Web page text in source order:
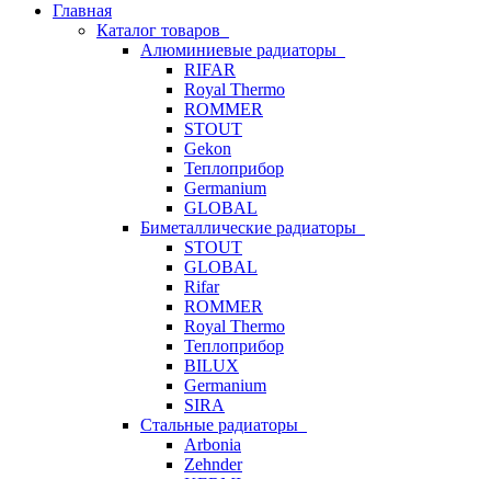
Главная
Каталог товаров
Алюминиевые радиаторы
RIFAR
Royal Thermo
ROMMER
STOUT
Gekon
Теплоприбор
Germanium
GLOBAL
Биметаллические радиаторы
STOUT
GLOBAL
Rifar
ROMMER
Royal Thermo
Теплоприбор
BILUX
Germanium
SIRA
Стальные радиаторы
Arbonia
Zehnder